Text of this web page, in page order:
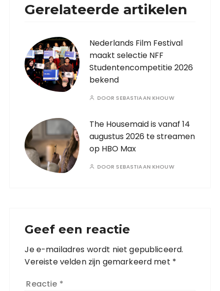
Gerelateerde artikelen
Nederlands Film Festival
maakt selectie NFF
Studentencompetitie 2026
bekend
DOOR SEBASTIAAN KHOUW
The Housemaid is vanaf 14
augustus 2026 te streamen
op HBO Max
DOOR SEBASTIAAN KHOUW
Geef een reactie
Je e-mailadres wordt niet gepubliceerd.
Vereiste velden zijn gemarkeerd met *
Reactie *